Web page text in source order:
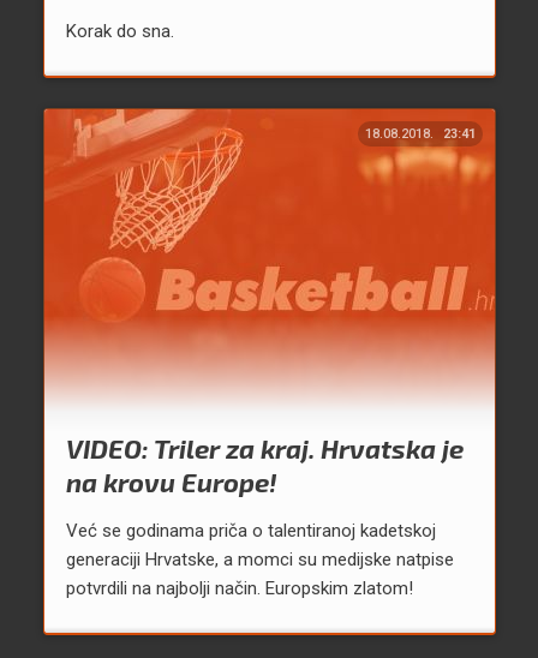
Korak do sna.
18.08.2018. 23:41
VIDEO: Triler za kraj. Hrvatska je
na krovu Europe!
Već se godinama priča o talentiranoj kadetskoj
generaciji Hrvatske, a momci su medijske natpise
potvrdili na najbolji način. Europskim zlatom!